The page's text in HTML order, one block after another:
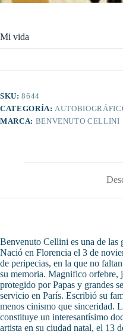
Mi vida
SKU:8644
CATEGORÍA:
MARCA: BENVENUTO CELLINI
Benvenuto Cellini es una de las
Nació en Florencia el 3 de
de peripecias, en la que no
su memoria. Magnifico orfebre,
protegido por Papas y grandes
servicio en París. Escribió su
menos cinismo que sinceridad.
constituye un interesantísimo
artista en su ciudad natal, el 13